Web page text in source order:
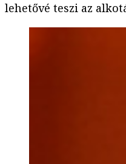
lehetővé teszi az